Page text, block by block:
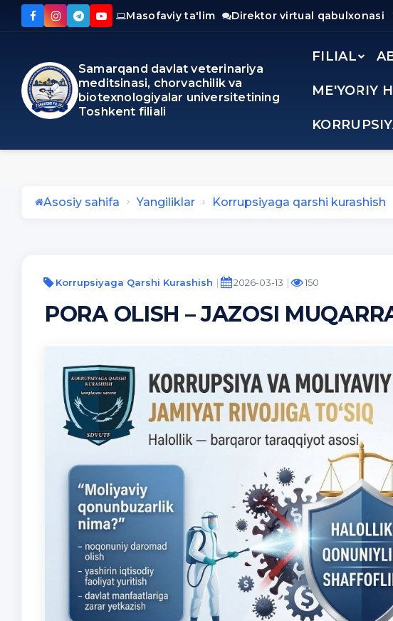
Masofaviy ta'lim Direktor virtual qabulxonasi
Samarqand davlat veterinariya
meditsinasi, chorvachilik va
biotexnologiyalar universitetining
Toshkent filiali
FILIAL
ME'YORIY
Asosiy sahifa Yangiliklar Korrupsiyaga qarshi kurashish
Korrupsiyaga Qarshi Kurashish 2026-03-13 150
PORA OLISH – JAZOSI